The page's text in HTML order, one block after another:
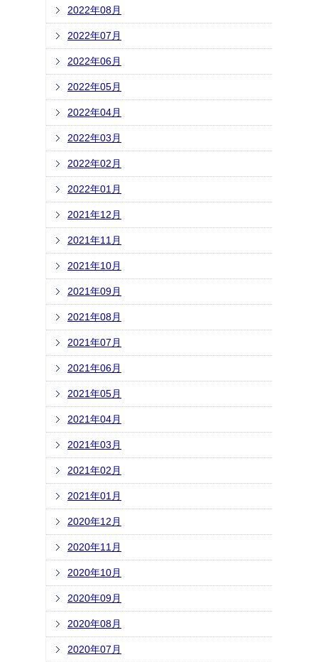
2022年08月
2022年07月
2022年06月
2022年05月
2022年04月
2022年03月
2022年02月
2022年01月
2021年12月
2021年11月
2021年10月
2021年09月
2021年08月
2021年07月
2021年06月
2021年05月
2021年04月
2021年03月
2021年02月
2021年01月
2020年12月
2020年11月
2020年10月
2020年09月
2020年08月
2020年07月